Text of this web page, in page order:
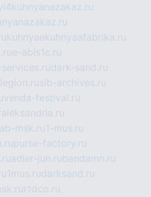
kuhnyaekuhnyaafabrika.ru
e-abis1c.ru
dark-sand.ru
sib-archives.ru
venda-festival.ru
msk.ru1-mus.ru
purse-factory.ru
adler-jun.rubandamn.ru
1mus.rudarksand.ru
rtdco.ru